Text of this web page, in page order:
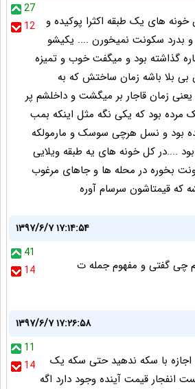
27
12
های یک طبقه اکثرا پوکیده و
و بدرد سکونت نمیخورن .... یکیشو
گذاشته بود و میگفت خوب و تمیزه
بلا باشه زمان ساختش که به
زمان قاجار بر میگشت و داخلشم پر
مرده بود که یکی نگه مثل اینکه بمب
بود و نسل هرچی سوسک و مارمولکه
....در کل خونه های یه طبقه ویلایی
بخوره در محله ها و جاهای مرغوب
که قیمتاشون سرسام آوره
۱۳۹۷/۶/۷ ۱۷:۱۴:۵۴
41
14
چی گفتی و مفهوم جمله ت
۱۳۹۷/۶/۷ ۱۷:۲۶:۵۸
11
14
با سکه ندهید حتی سکه یک
انفجار قیمت آینده وجود دارد اگه